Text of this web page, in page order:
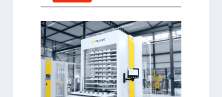
M
h
a
n
i
s
c